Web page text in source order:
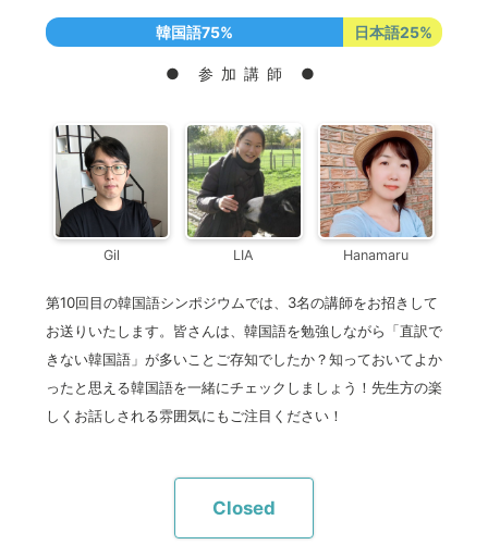
韓国語75% 日本語25%
● 参加講師 ●
Gil LIA Hanamaru
第10回目の韓国語シンポジウムでは、3名の講師をお招きして
お送りいたします。皆さんは、韓国語を勉強しながら「直訳で
きない韓国語」が多いことご存知でしたか？知っておいてよか
ったと思える韓国語を一緒にチェックしましょう！先生方の楽
しくお話しされる雰囲気にもご注目ください！
Closed